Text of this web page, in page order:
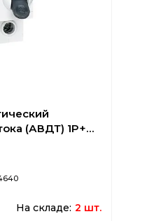
(АВДТ) 1P+N
На складе: 2 шт.